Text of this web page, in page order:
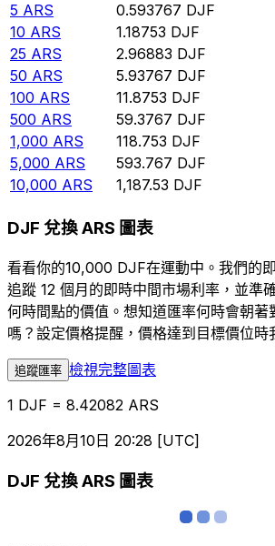
5 ARS 0.593767 DJF
10 ARS 1.18753 DJF
25 ARS 2.96883 DJF
50 ARS 5.93767 DJF
100 ARS 11.8753 DJF
500 ARS 59.3767 DJF
1,000 ARS 118.753 DJF
5,000 ARS 593.767 DJF
10,000 ARS 1,187.53 DJF
DJF 兌換 ARS 圖表
看看你的10,000 DJF在運動中。我們的
追蹤 12 個月的即時中間市場利率，並準
何時間點的價值。想知道匯率何時會朝著
嗎？設定價格提醒，價格達到目標價位時
追蹤匯率 檢視完整圖表
1 DJF = 8.42082 ARS
2026年8月10日 20:28 [UTC]
DJF 兌換 ARS 圖表